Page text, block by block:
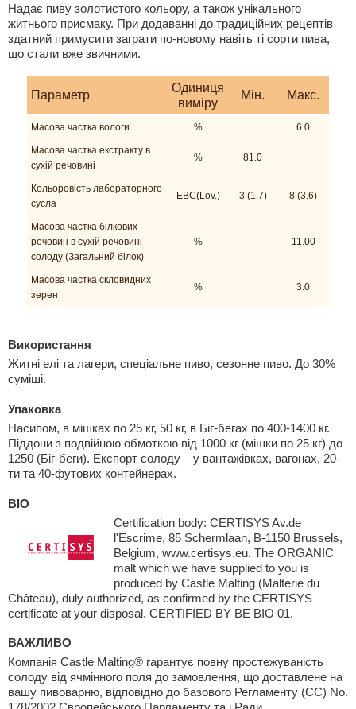
Надає пиву золотистого кольору, а також унікального
житнього присмаку. При додаванні до традиційних рецептів
здатний примусити заграти по-новому навіть ті сорти пива,
що стали вже звичними.
Параметр
Одиниця
виміру
Мiн. Макс.
Mасова частка вологи % 6.0
Масова частка екстракту в
сухій речовині
% 81.0
Кольоровість лабораторного
сусла
EBC(Lov.) 3 (1.7) 8 (3.6)
Масова частка білкових
речовин в сухій речовині
солоду (Загальний білок)
% 11.00
Масова частка скловидних
зерен
% 3.0
Використання
Житні елі та лагери, спеціальне пиво, сезонне пиво. До 30%
суміші.
Упаковка
Насипом, в мішках по 25 кг, 50 кг, в Біг-бегах по 400-1400 кг.
Піддони з подвійною обмоткою від 1000 кг (мішки по 25 кг) до
1250 (Біг-беги). Експорт солоду – у вантажівках, вагонах, 20-
ти та 40-футових контейнерах.
BIO
Certification body: CERTISYS Av.de
l'Escrime, 85 Schermlaan, B-1150 Brussels,
Belgium, www.certisys.eu. The ORGANIC
malt which we have supplied to you is
produced by Castle Malting (Malterie du
Château), duly authorized, as confirmed by the CERTISYS
certificate at your disposal. CERTIFIED BY BE BIO 01.
ВАЖЛИВО
Компанія Castle Malting® гарантує повну простежуваність
солоду від ячмінного поля до замовлення, що доставлене на
вашу пивоварню, відповідно до базового Регламенту (ЄС) No.